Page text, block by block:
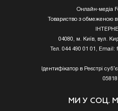
Онлайн-медіа
Товариство з обмеженою
04080, м. Київ, вул.
Тел. 044 490 01 01, Email:
Ідентифікатор в Реєстрі
05818
МИ У СОЦ.